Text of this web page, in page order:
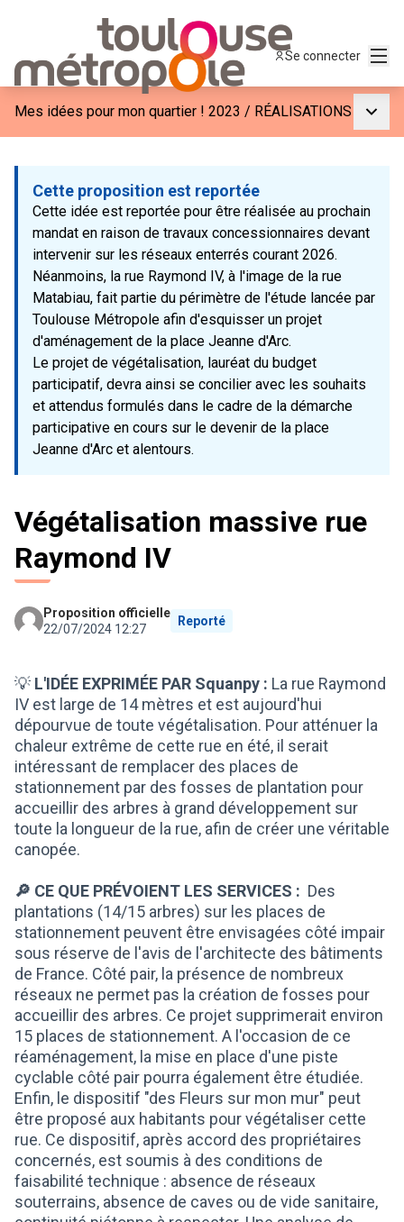
Se connecter
Mes idées pour mon quartier ! 2023 / RÉALISATIONS
Cette proposition est reportée
Cette idée est reportée pour être réalisée au prochain
mandat en raison de travaux concessionnaires devant
intervenir sur les réseaux enterrés courant 2026.
Néanmoins, la rue Raymond IV, à l'image de la rue
Matabiau, fait partie du périmètre de l'étude lancée par
Toulouse Métropole afin d'esquisser un projet
d'aménagement de la place Jeanne d'Arc.
Le projet de végétalisation, lauréat du budget
participatif, devra ainsi se concilier avec les souhaits
et attendus formulés dans le cadre de la démarche
participative en cours sur le devenir de la place
Jeanne d'Arc et alentours.
Végétalisation massive rue
Raymond IV
Proposition officielle
22/07/2024 12:27
Reporté
💡 L'IDÉE EXPRIMÉE PAR Squanpy : La rue Raymond
IV est large de 14 mètres et est aujourd'hui
dépourvue de toute végétalisation. Pour atténuer la
chaleur extrême de cette rue en été, il serait
intéressant de remplacer des places de
stationnement par des fosses de plantation pour
accueillir des arbres à grand développement sur
toute la longueur de la rue, afin de créer une véritable
canopée.
🔎 CE QUE PRÉVOIENT LES SERVICES : Des
plantations (14/15 arbres) sur les places de
stationnement peuvent être envisagées côté impair
sous réserve de l'avis de l'architecte des bâtiments
de France. Côté pair, la présence de nombreux
réseaux ne permet pas la création de fosses pour
accueillir des arbres. Ce projet supprimerait environ
15 places de stationnement. A l'occasion de ce
réaménagement, la mise en place d'une piste
cyclable côté pair pourra également être étudiée.
Enfin, le dispositif "des Fleurs sur mon mur" peut
être proposé aux habitants pour végétaliser cette
rue. Ce dispositif, après accord des propriétaires
concernés, est soumis à des conditions de
faisabilité technique : absence de réseaux
souterrains, absence de caves ou de vide sanitaire,